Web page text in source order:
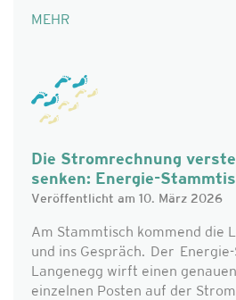
MEHR
Die Stromrechnung
senken: Energie-
Veröffentlicht am 10. März 2026
Am Stammtisch kommend die
und ins Gespräch. Der
Langenegg wirft einen
einzelnen Posten auf der